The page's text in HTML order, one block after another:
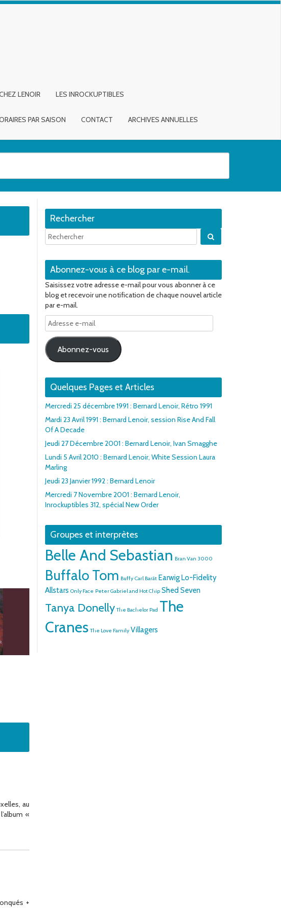
LENOIR LES INROCKUPTIBLES
PAR SAISON CONTACT ARCHIVES ANNUELLES
au
«
+
Rechercher
Abonnez-vous à ce blog par e-mail.
Saisissez votre adresse e-mail pour vous abonner à ce
blog et recevoir une notification de chaque nouvel article
par e-mail.
Adresse
e-
mail
Abonnez-vous
Quelques Pages et Articles
Mercredi 25 décembre 1991 : Bernard Lenoir, Rétro 1991
Mardi 23 Avril 1991 : Bernard Lenoir, session Rise And Fall
Of A Decade
Jeudi 27 Décembre 2001 : Bernard Lenoir, Ivan Smagghe
Lundi 5 Avril 2010 : Bernard Lenoir, White Session Laura
Marling
Jeudi 23 Janvier 1992 : Bernard Lenoir
Mercredi 7 Novembre 2001 : Bernard Lenoir,
Inrockuptibles 312, spécial New Order
Groupes et interprètes
Belle And Sebastian Bran Van 3000
Buffalo Tom Buffy Carl Barât EarwigLo-Fidelity
Allstars Only Face Peter Gabriel and Hot Chip Shed Seven
Tanya Donelly The Bachelor Pad The
Cranes The Love Family Villagers